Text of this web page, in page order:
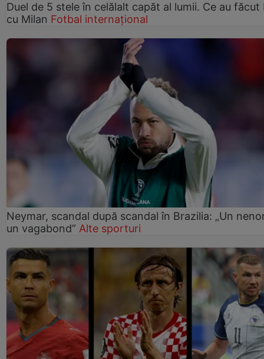
Duel de 5 stele în celălalt capăt al lumii. Ce au făcut
cu Milan Fotbal internațional
Neymar, scandal după scandal în Brazilia: „Un
un vagabond” Alte sporturi